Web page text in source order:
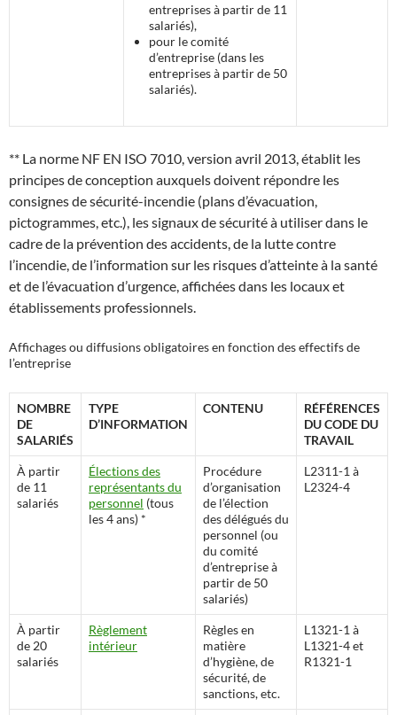
entreprises à partir de 11
salariés),
pour le comité
d’entreprise (dans les
entreprises à partir de 50
salariés).
** La norme NF EN ISO 7010, version avril 2013, établit les
principes de conception auxquels doivent répondre les
consignes de sécurité-incendie (plans d’évacuation,
pictogrammes, etc.), les signaux de sécurité à utiliser dans le
cadre de la prévention des accidents, de la lutte contre
l’incendie, de l’information sur les risques d’atteinte à la santé
et de l’évacuation d’urgence, affichées dans les locaux et
établissements professionnels.
Affichages ou diffusions obligatoires en fonction des effectifs de
l’entreprise
NOMBRE
DE
SALARIÉS
TYPE
D’INFORMATION
CONTENU
RÉFÉRENCES
DU CODE DU
TRAVAIL
À partir
de 11
salariés
Élections des
représentants du
personnel (tous
les 4 ans) *
Procédure
d’organisation
de l’élection
des délégués du
personnel (ou
du comité
d’entreprise à
partir de 50
salariés)
L2311-1 à
L2324-4
À partir
de 20
salariés
Règlement
intérieur
Règles en
matière
d’hygiène, de
sécurité, de
sanctions, etc.
L1321-1 à
L1321-4 et
R1321-1